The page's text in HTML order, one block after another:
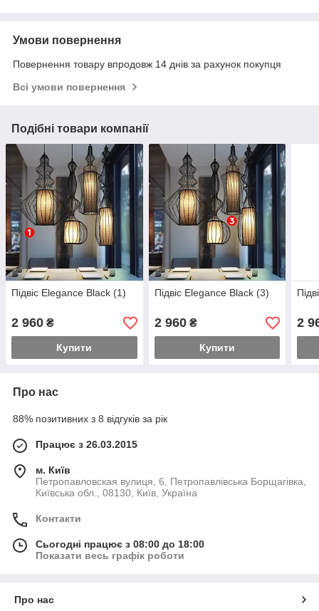
Умови повернення
Повернення товару впродовж 14 днів за рахунок покупця
Всі умови повернення
Подібні товари компанії
Підвіс Elegance Black (1)
2 960 ₴
Купити
Підвіс Elegance Black (3)
2 960₴
Купити
2
Про нас
88% позитивних з 8 відгуків за рік
Працює з 26.03.2015
м. Київ
Петропавловская вулиця, 6, Петропавлівська Борщагівка,
Київська обл., 08130, Київ, Україна
Контакти
Сьогодні працює з 08:00 до 18:00
Показати весь графік роботи
Про нас